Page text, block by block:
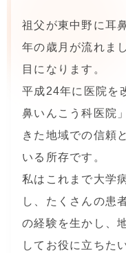
祖父が東中野に耳
年の歳月が流れま
目になります。
平成24年に医院を
鼻いんこう科医院
きた地域での信頼
いる所存です。
私はこれまで大学
し、たくさんの患
の経験を生かし、
してお役に立ちた